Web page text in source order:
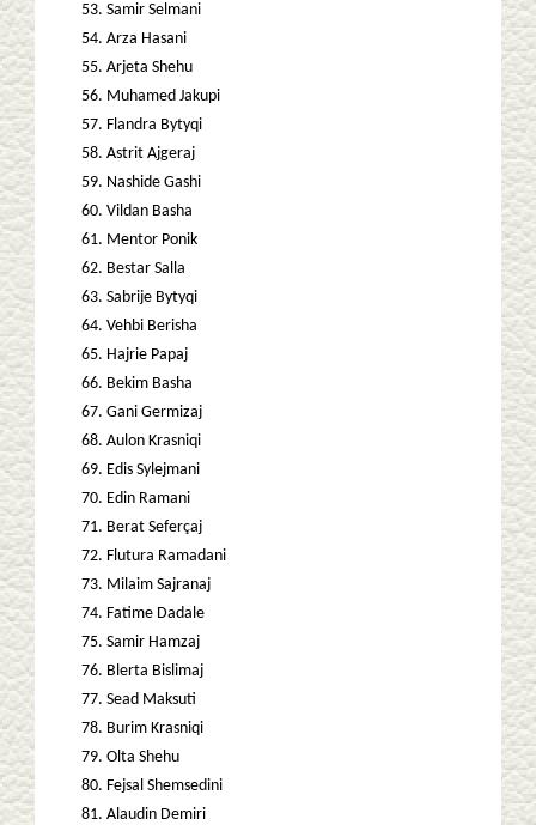
Samir Selmani
Arza Hasani
Arjeta Shehu
Muhamed Jakupi
Flandra Bytyqi
Astrit Ajgeraj
Nashide Gashi
Vildan Basha
Mentor Ponik
Bestar Salla
Sabrije Bytyqi
Vehbi Berisha
Hajrie Papaj
Bekim Basha
Gani Germizaj
Aulon Krasniqi
Edis Sylejmani
Edin Ramani
Berat Seferçaj
Flutura Ramadani
Milaim Sajranaj
Fatime Dadale
Samir Hamzaj
Blerta Bislimaj
Sead Maksuti
Burim Krasniqi
Olta Shehu
Fejsal Shemsedini
Alaudin Demiri